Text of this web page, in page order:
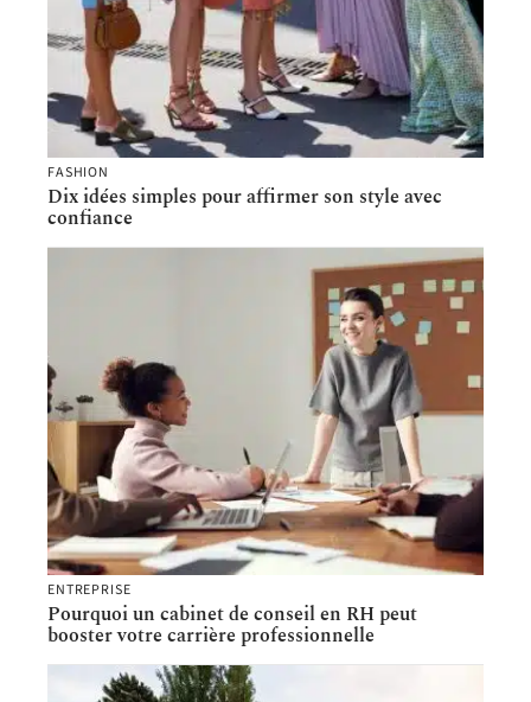
FASHION
Dix idées simples pour affirmer son style avec
confiance
ENTREPRISE
Pourquoi un cabinet de conseil en RH peut
booster votre carrière professionnelle